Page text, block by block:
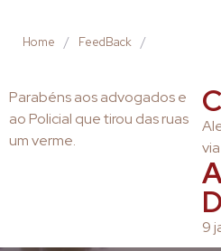
Home / FeedBack /
Parabéns aos advogados e
ao Policial que tirou das ruas
um verme.
9